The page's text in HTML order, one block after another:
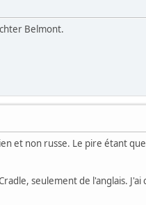
Belmont.
et non russe. Le pire étant
seulement de l'anglais.